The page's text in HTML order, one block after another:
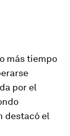
más tiempo
por el
destacó el